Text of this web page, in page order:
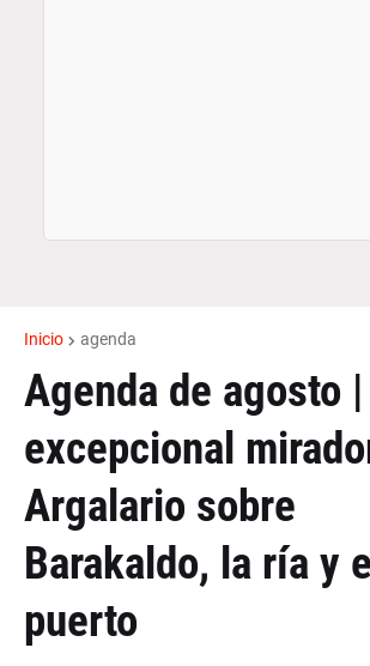
Inicio agenda
Agenda de agosto |
excepcional
Argalario sobre
Barakaldo, la ría y el
puerto